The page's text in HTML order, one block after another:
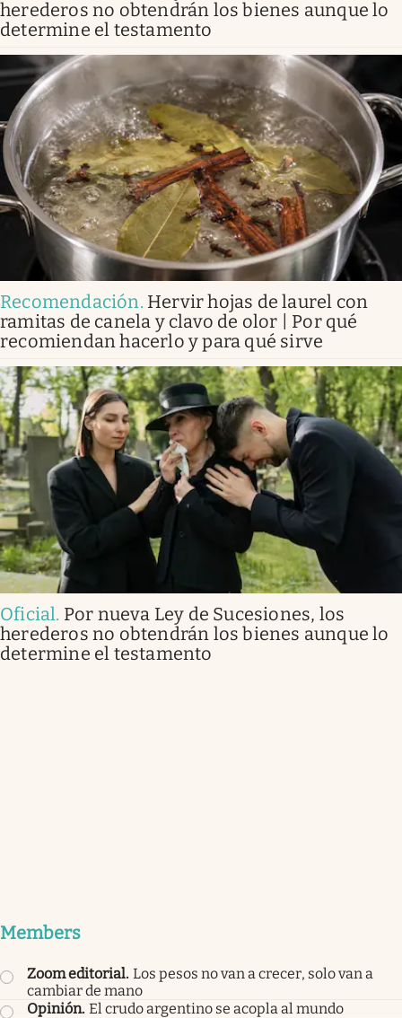
herederos no obtendrán los bienes aunque lo
determine el testamento
Recomendación. Hervir hojas de laurel con
ramitas de canela y clavo de olor | Por qué
recomiendan hacerlo y para qué sirve
Oficial. Por nueva Ley de Sucesiones, los
herederos no obtendrán los bienes aunque lo
determine el testamento
Members
Zoom editorial. Los pesos no van a crecer, solo van a
cambiar de mano
Opinión. El crudo argentino se acopla al mundo